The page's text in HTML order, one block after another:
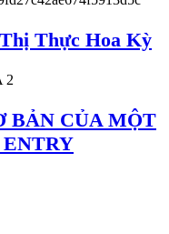
Thực Hoa Kỳ
BẢN CỦA MỘT
ENTRY